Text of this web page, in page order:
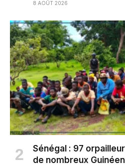
8 AOÛT 2026
Sénégal : 97
de nombreux